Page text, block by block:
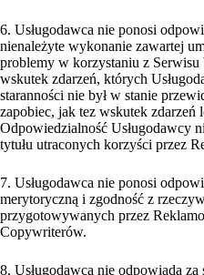
6. Usługodawca nie ponosi
nienależyte wykonanie zawartej
problemy w korzystaniu z Serwisu
wskutek zdarzeń, których
staranności nie był w stanie
zapobiec, jak tez wskutek zdarzeń
Odpowiedzialność Usługodawcy
tytułu utraconych korzyści przez
7. Usługodawca nie ponosi
merytoryczną i zgodność z
przygotowywanych przez
Copywriterów.
8. Usługodawca nie odpowiada za